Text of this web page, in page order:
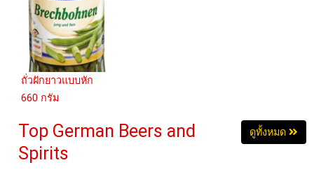
ถั่วฝักยาวแบบหัก
660 กรัม
ดูทั้งหมด
Top German Beers and
Spirits